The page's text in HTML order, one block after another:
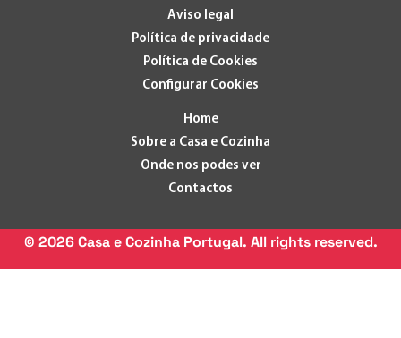
Aviso legal
Política de privacidade
Política de Cookies
Configurar Cookies
Home
Sobre a Casa e Cozinha
Onde nos podes ver
Contactos
© 2026Casa e Cozinha Portugal. All rights reserved.